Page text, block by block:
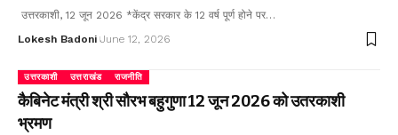
उत्तरकाशी, 12 जून 2026 *केंद्र सरकार के 12 वर्ष पूर्ण होने पर…
Lokesh Badoni June 12, 2026
उत्तरकाशी उत्तराखंड राजनीति
कैबिनेट मंत्री श्री सौरभ बहुगुणा 12 जून 2026 को उतरकाशी
भ्रमण